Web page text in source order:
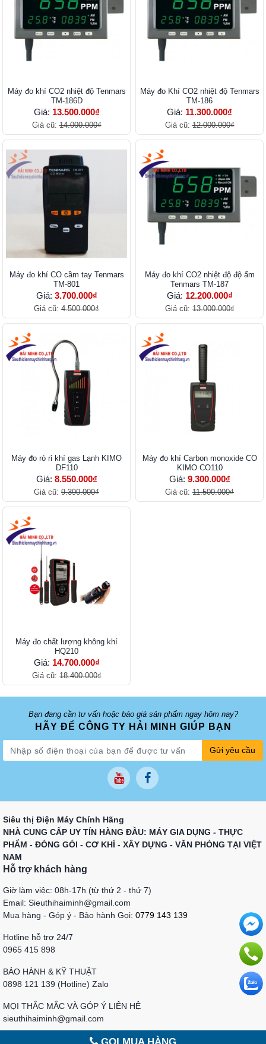
Máy đo khí CO2 nhiệt độ Tenmars
TM-186D
Giá: 13.500.000₫
Giá cũ:14.000.000₫
Máy đo Khí CO2 nhiệt độ Tenmars
TM-186
Giá: 11.300.000₫
Giá cũ:12.000.000₫
Máy đo khí CO cầm tay Tenmars
TM-801
Giá: 3.700.000₫
Giá cũ: 4.500.000₫
Máy đo khí CO2 nhiệt độ độ ẩm
Tenmars TM-187
Giá: 12.200.000₫
Giá cũ:13.000.000₫
Máy đo rò rỉ khí gas Lạnh KIMO
DF110
Giá: 8.550.000₫
Giá cũ: 9.390.000₫
Máy đo khí Carbon monoxide CO
KIMO CO110
Giá: 9.300.000₫
Giá cũ: 11.500.000₫
Máy đo chất lượng không khí
HQ210
Giá: 14.700.000₫
Giá cũ:18.400.000₫
Bạn đang cần tư vấn hoặc báo giá sản phẩm ngay hôm nay?
HÃY ĐỂ CÔNG TY HẢI MINH GIÚP BẠN
Gửi yêu cầu
Siêu thị Điện Máy Chính Hãng
NHÀ CUNG CẤP UY TÍN HÀNG ĐẦU: MÁY GIA DỤNG - THỰC
PHẨM - ĐÓNG GÓI - CƠ KHÍ - XÂY DỰNG - VĂN PHÒNG TẠI VIỆT
NAM
Hỗ trợ khách hàng
Giờ làm việc: 08h-17h (từ thứ 2 - thứ 7)
Email: Sieuthihaiminh@gmail.com
Mua hàng - Góp ý - Bảo hành Gọi: 0779 143 139
Hotline hỗ trợ 24/7
0965 415 898
BẢO HÀNH & KỸ THUẬT
0898 121 139 (Hotline) Zalo
MỌI THẮC MẮC VÀ GÓP Ý LIÊN HỆ
sieuthihaiminh@gmail.com